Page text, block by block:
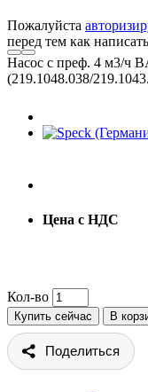
Пожалуйста
перед тем как
Насос с преф. 4 м3/ч
(219.1048.038/
Цена с НДС
Кол-во
Купить сейчас В
Поделиться